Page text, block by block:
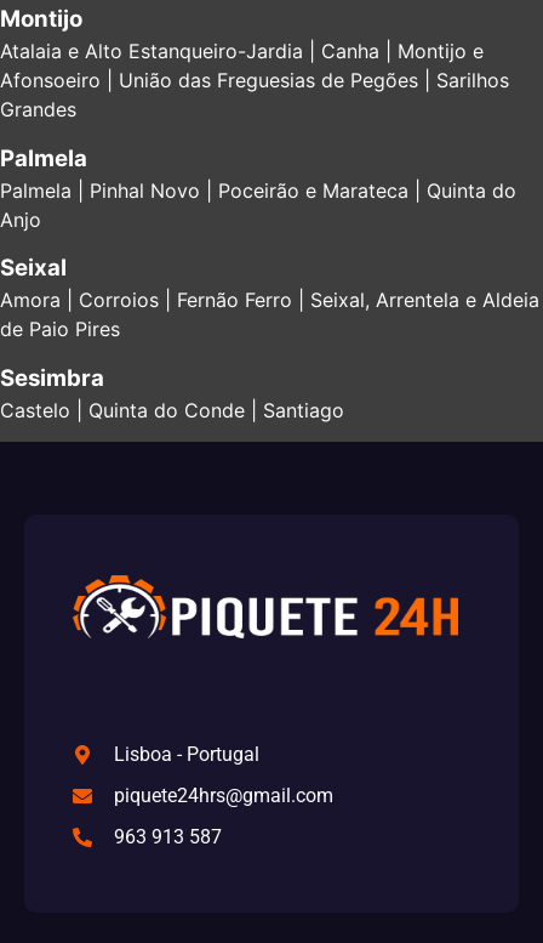
Montijo
Atalaia e Alto Estanqueiro-Jardia | Canha | Montijo e
Afonsoeiro | União das Freguesias de Pegões | Sarilhos
Grandes
Palmela
Palmela | Pinhal Novo | Poceirão e Marateca | Quinta do
Anjo
Seixal
Amora | Corroios | Fernão Ferro | Seixal, Arrentela e Aldeia
de Paio Pires
Sesimbra
Castelo | Quinta do Conde | Santiago
Lisboa - Portugal
piquete24hrs@gmail.com
963 913 587